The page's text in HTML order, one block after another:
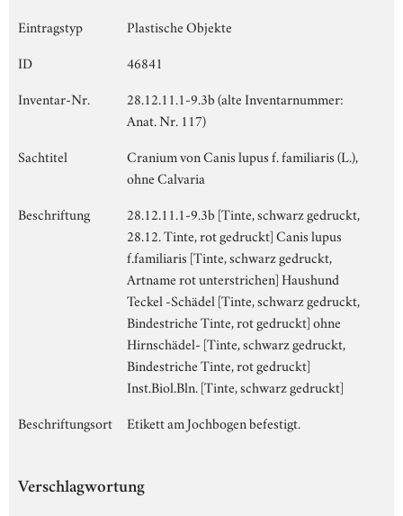
Eintragstyp
Plastische Objekte
ID
46841
Inventar-Nr.
28.12.11.1-9.3b (alte Inventarnummer:
Anat. Nr. 117)
Sachtitel
Cranium von Canis lupus f. familiaris (L.),
ohne Calvaria
Beschriftung
28.12.11.1-9.3b [Tinte, schwarz gedruckt,
28.12. Tinte, rot gedruckt] Canis lupus
f.familiaris [Tinte, schwarz gedruckt,
Artname rot unterstrichen] Haushund
Teckel -Schädel [Tinte, schwarz gedruckt,
Bindestriche Tinte, rot gedruckt] ohne
Hirnschädel- [Tinte, schwarz gedruckt,
Bindestriche Tinte, rot gedruckt]
Inst.Biol.Bln. [Tinte, schwarz gedruckt]
Beschriftungsort
Etikett am Jochbogen befestigt.
Verschlagwortung